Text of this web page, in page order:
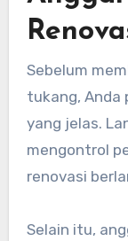
Sebelum
tukang, Anda
yang jelas.
mengontrol
renovasi
Selain itu,